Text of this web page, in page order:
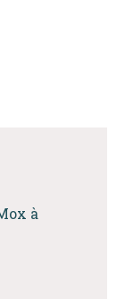
à